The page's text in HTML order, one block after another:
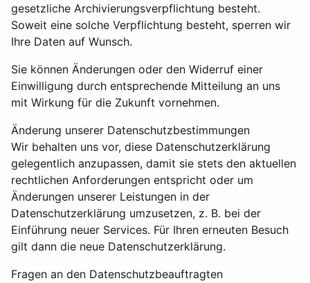
gesetzliche Archivierungsverpflichtung besteht.
Soweit eine solche Verpflichtung besteht, sperren wir
Ihre Daten auf Wunsch.
Sie können Änderungen oder den Widerruf einer
Einwilligung durch entsprechende Mitteilung an uns
mit Wirkung für die Zukunft vornehmen.
Änderung unserer Datenschutzbestimmungen
Wir behalten uns vor, diese Datenschutzerklärung
gelegentlich anzupassen, damit sie stets den aktuellen
rechtlichen Anforderungen entspricht oder um
Änderungen unserer Leistungen in der
Datenschutzerklärung umzusetzen, z. B. bei der
Einführung neuer Services. Für Ihren erneuten Besuch
gilt dann die neue Datenschutzerklärung.
Fragen an den Datenschutzbeauftragten